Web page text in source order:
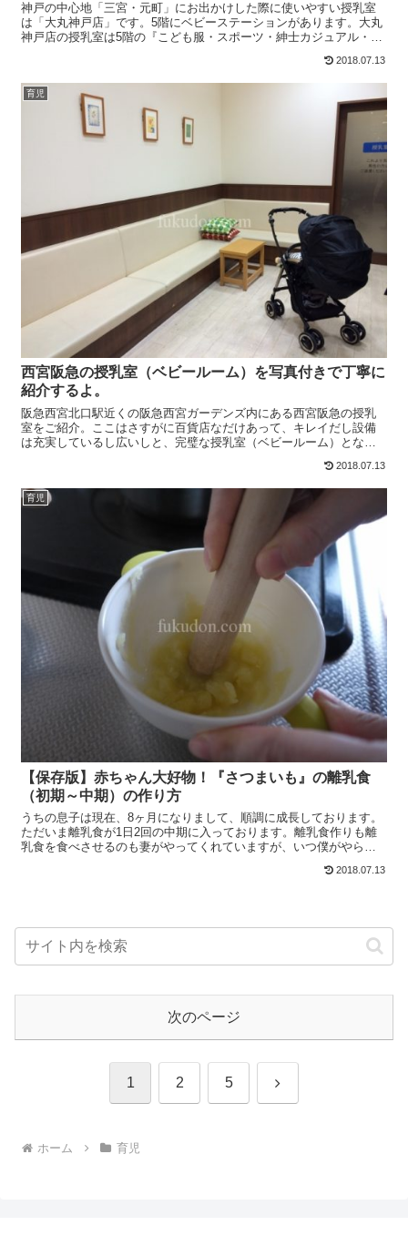
神戸の中心地「三宮・元町」にお出かけした際に使いやすい授乳室
は「大丸神戸店」です。5階にベビーステーションがあります。大丸
神戸店の授乳室は5階の『こども服・スポーツ・紳士カジュアル・婦
2018.07.13
育児
西宮阪急の授乳室（ベビールーム）を写真付きで丁寧に
紹介するよ。
阪急西宮北口駅近くの阪急西宮ガーデンズ内にある西宮阪急の授乳
室をご紹介。ここはさすがに百貨店なだけあって、キレイだし設備
は充実しているし広いしと、完璧な授乳室（ベビールーム）となっ
2018.07.13
育児
【保存版】赤ちゃん大好物！『さつまいも』の離乳食
（初期～中期）の作り方
うちの息子は現在、8ヶ月になりまして、順調に成長しております。
ただいま離乳食が1日2回の中期に入っております。離乳食作りも離
乳食を食べさせるのも妻がやってくれていますが、いつ僕がやらな
2018.07.13
次のページ
1 2 5 次
ホーム 育児